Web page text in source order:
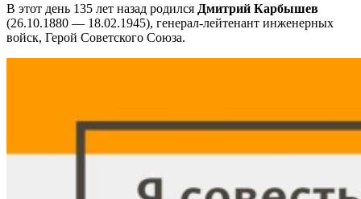
В этот день 135 лет назад родился Дмитрий Карбышев
(26.10.1880 — 18.02.1945), генерал-лейтенант инженерных
войск, Герой Советского Союза.